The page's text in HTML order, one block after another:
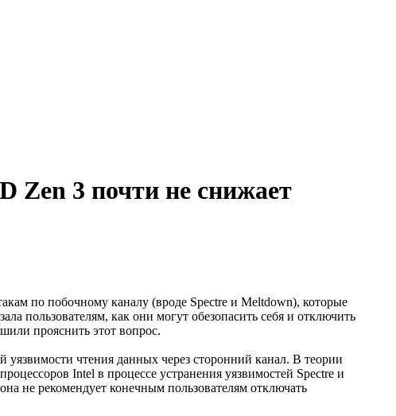
Zen 3 почти не снижает
по побочному каналу (вроде Spectre и Meltdown), которые
пользователям, как они могут обезопасить себя и отключить
прояснить этот вопрос.
чтения данных через сторонний канал. В теории
Intel в процессе устранения уязвимостей Spectre и
не рекомендует конечным пользователям отключать